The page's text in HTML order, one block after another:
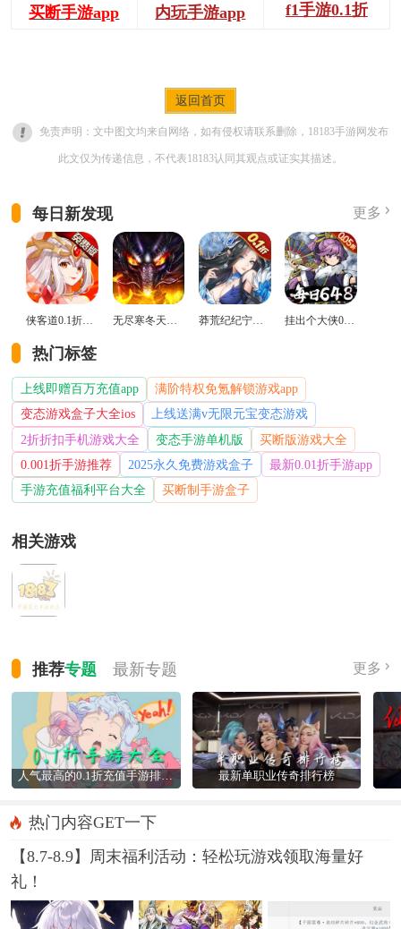
买断手游app 内玩手游app f1手游0.1折
返回首页
免责声明：文中图文均来自网络，如有侵权请联系删除，18183手游网发布
此文仅为传递信息，不代表18183认同其观点或证实其描述。
每日新发现 更多
侠客道0.1折变态版 无尽寒冬天蛇新春送礼版 莽荒纪纪宁传奇0.1折送无限连抽版 挂出个大侠0.05折免单福利版
热门标签
上线即赠百万充值app
满阶特权免氪解锁游戏app
变态游戏盒子大全ios
上线送满v无限元宝变态游戏
2折折扣手机游戏大全
变态手游单机版
买断版游戏大全
0.001折手游推荐
2025永久免费游戏盒子
最新0.01折手游app
手游充值福利平台大全
买断制手游盒子
相关游戏
推荐专题 最新专题 更多
人气最高的0.1折充值手游排行榜 最新单职业传奇排行榜
热门内容GET一下
【8.7-8.9】周末福利活动：轻松玩游戏领取海量好
礼！